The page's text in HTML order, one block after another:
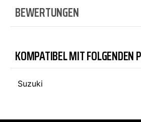
BEWERTUNGEN
KOMPATIBEL MIT FOLGENDEN
Suzuki